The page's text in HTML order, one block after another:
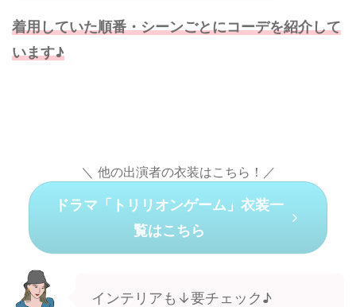
着用していた順番・シーンごとにコーデを紹介して
います♪
＼ 他の出演者の衣装はこちら！／
ドラマ「トリリオンゲーム」衣装一
覧はこちら
インテリアも↓要チェック♪